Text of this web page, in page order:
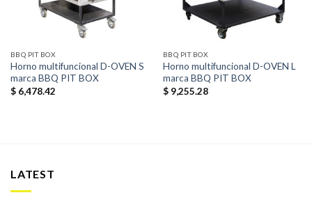
BBQ PIT BOX
Horno multifuncional D-OVEN S
marca BBQ PIT BOX
$6,478.42
BBQ PIT BOX
Horno multifuncional D-OVEN L
marca BBQ PIT BOX
$9,255.28
LATEST